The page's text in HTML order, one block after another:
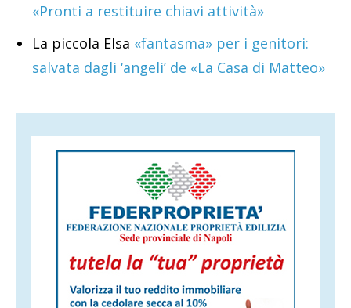
«Pronti a restituire chiavi attività»
La piccola Elsa «fantasma» per i genitori:
salvata dagli ‘angeli’ de «La Casa di Matteo»